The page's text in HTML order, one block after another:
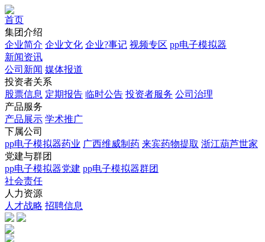
首页
集团介绍
企业简介 企业文化 企业?事记 视频专区 pp电子模拟器
新闻资讯
公司新闻 媒体报道
投资者关系
股票信息 定期报告 临时公告 投资者服务 公司治理
产品服务
产品展示 学术推广
下属公司
pp电子模拟器药业 广西维威制药 来宾药物提取 浙江葫芦世家
党建与群团
pp电子模拟器党建 pp电子模拟器群团
社会责任
人力资源
人才战略 招聘信息